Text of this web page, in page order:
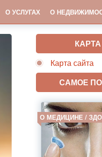
О УСЛУГАХ О
Карта сайта
САМОЕ
О МЕДИЦИНЕ /